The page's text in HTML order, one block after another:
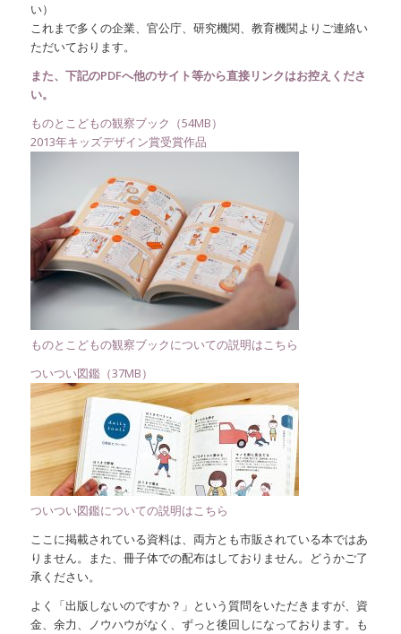
い）
これまで多くの企業、官公庁、研究機関、教育機関よりご連絡い
ただいております。
また、下記のPDFへ他のサイト等から直接リンクはお控えくださ
い。
ものとこどもの観察ブック（54MB）
2013年キッズデザイン賞受賞作品
ものとこどもの観察ブックについての説明はこちら
ついつい図鑑（37MB）
ついつい図鑑についての説明はこちら
ここに掲載されている資料は、両方とも市販されている本ではあ
りません。また、冊子体での配布はしておりません。どうかご了
承ください。
よく「出版しないのですか？」という質問をいただきますが、資
金、余力、ノウハウがなく、ずっと後回しになっております。も